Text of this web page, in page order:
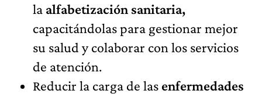
la alfabetización sanitaria,
capacitándolas para gestionar mejor
su salud y colaborar con los servicios
de atención.
Reducir la carga de las enfermedades